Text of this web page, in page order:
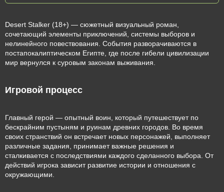
Desert Stalker (18+) — сюжетный визуальный роман,
сочетающий элементы приключений, системы выборов и
нелинейного повествования. События разворачиваются в
постапокалиптическом Египте, где после гибели цивилизации
мир вернулся к суровым законам выживания.
Игровой процесс
Главный герой — опытный воин, который путешествует по
бескрайним пустыням и руинам древних городов. Во время
своих странствий он встречает новых персонажей, выполняет
различные задания, принимает важные решения и
сталкивается с последствиями каждого сделанного выбора. От
действий игрока зависит развитие истории и отношения с
окружающими.